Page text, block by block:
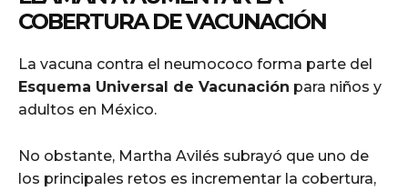
COBERTURA DE VACUNACIÓN
La vacuna contra el neumococo forma parte del
Esquema Universal de Vacunación para niños y
adultos en México.
No obstante, Martha Avilés subrayó que uno de
los principales retos es incrementar la cobertura,